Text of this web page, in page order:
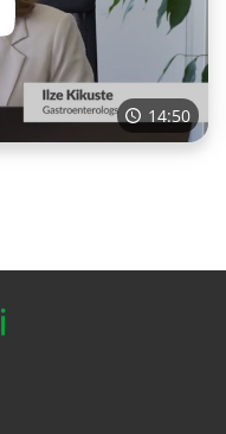
14:50